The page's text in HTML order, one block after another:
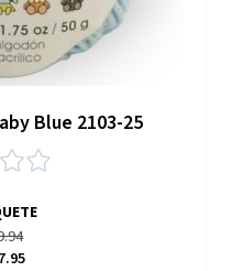
Blue 2103-25